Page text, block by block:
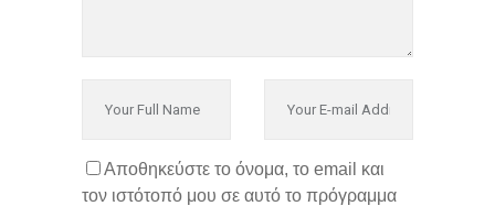
Αποθηκεύστε το όνομα, το email και
τον ιστότοπό μου σε αυτό το πρόγραμμα